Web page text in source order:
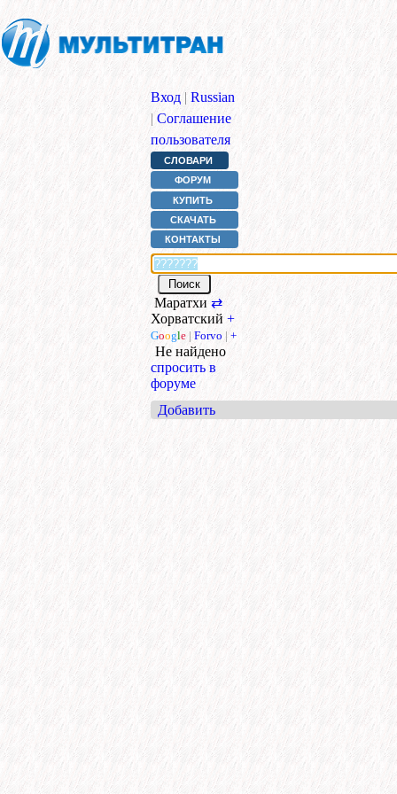
Вход | Russian
| Соглашение
пользователя
СЛОВАРИ
ФОРУМ
КУПИТЬ
СКАЧАТЬ
КОНТАКТЫ
Маратхи ⇄
Хорватский +
Google | Forvo | +
Не найдено
спросить в
форуме
Добавить